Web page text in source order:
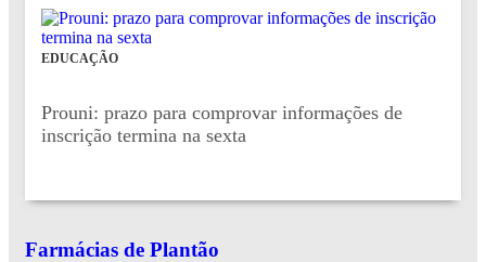
EDUCAÇÃO
Prouni: prazo para comprovar informações de
inscrição termina na sexta
Farmácias de Plantão